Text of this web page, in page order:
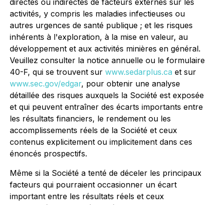
directes ou indirectes de facteurs externes sur les
activités, y compris les maladies infectieuses ou
autres urgences de santé publique ; et les risques
inhérents à l'exploration, à la mise en valeur, au
développement et aux activités minières en général.
Veuillez consulter la notice annuelle ou le formulaire
40-F, qui se trouvent sur www.sedarplus.ca et sur
www.sec.gov/edgar, pour obtenir une analyse
détaillée des risques auxquels la Société est exposée
et qui peuvent entraîner des écarts importants entre
les résultats financiers, le rendement ou les
accomplissements réels de la Société et ceux
contenus explicitement ou implicitement dans ces
énoncés prospectifs.
Même si la Société a tenté de déceler les principaux
facteurs qui pourraient occasionner un écart
important entre les résultats réels et ceux